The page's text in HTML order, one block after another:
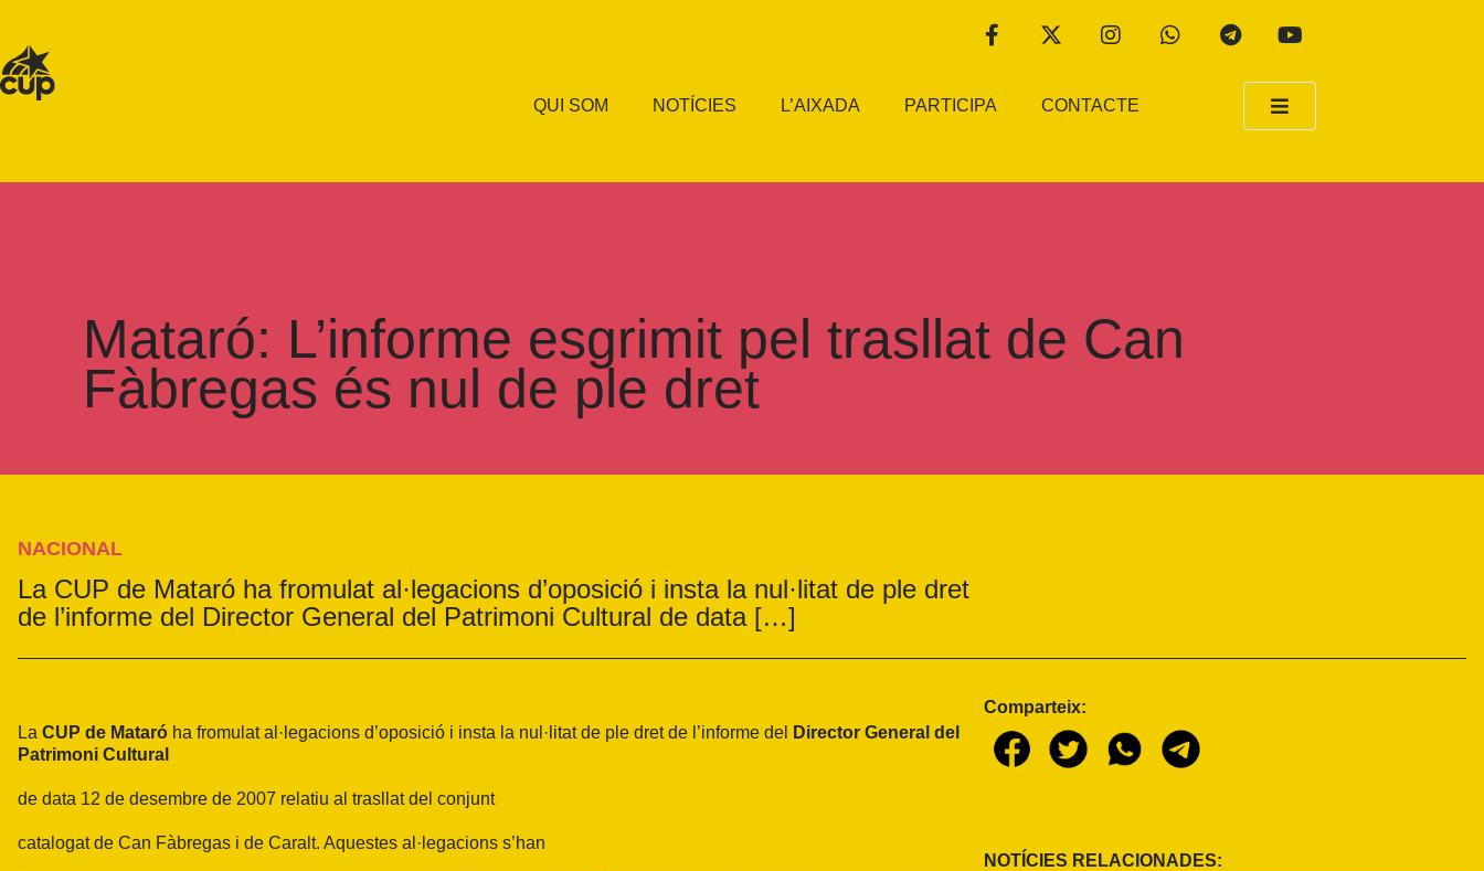
QUI SOM NOTÍCIES L’AIXADA PARTICIPA CONTACTE
Mataró: L’informe esgrimit pel trasllat de Can
Fàbregas és nul de ple dret
NACIONAL
La CUP de Mataró ha fromulat al·legacions d’oposició i insta la nul·litat de ple dret
de l’informe del Director General del Patrimoni Cultural de data […]
La CUP de Mataró ha fromulat al·legacions d’oposició i insta la nul·litat de ple dret de l’informe del
Director General del
Patrimoni Cultural
de data 12 de desembre de 2007 relatiu al trasllat del conjunt
catalogat de Can Fàbregas i de Caralt. Aquestes al·legacions s’han
Comparteix:
NOTÍCIES RELACIONADES: